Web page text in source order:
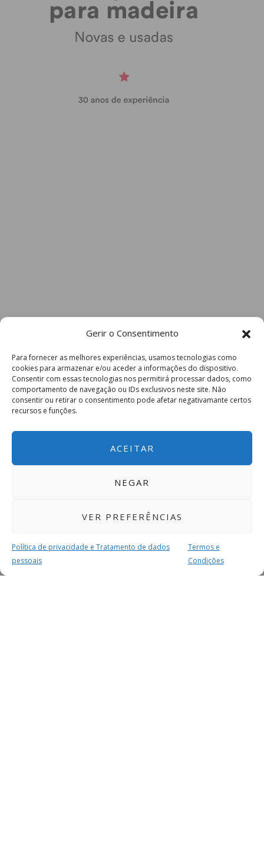
Gerir o Consentimento
Para fornecer as melhores experiências, usamos tecnologias como
cookies para armazenar e/ou aceder a informações do dispositivo.
Consentir com essas tecnologias nos permitirá processar dados, como
comportamento de navegação ou IDs exclusivos neste site. Não
consentir ou retirar o consentimento pode afetar negativamante certos
recursos e funções.
ACEITAR
NEGAR
VER PREFERÊNCIAS
Política de privacidade e Tratamento de dados
pessoais
Termos e
Condições